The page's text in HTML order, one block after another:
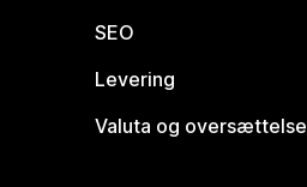
SEO
Levering
Valuta og oversættelse